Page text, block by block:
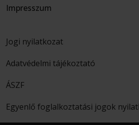
Impresszum
Jogi nyilatkozat
Adatvédelmi tájékoztató
ÁSZF
Egyenlő foglalkoztatási jogok